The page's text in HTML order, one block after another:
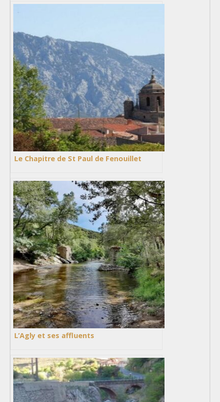
Le Chapitre de St Paul de Fenouillet
L’Agly et ses affluents